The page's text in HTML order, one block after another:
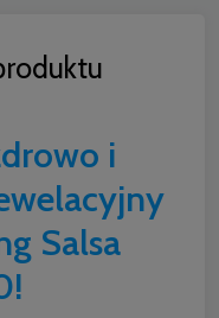
i
Salsa